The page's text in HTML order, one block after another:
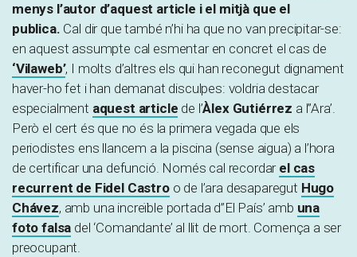
menys l’autor d’aquest article i el mitjà que el
publica. Cal dir que també n’hi ha que no van precipitar-se:
en aquest assumpte cal esmentar en concret el cas de
‘Vilaweb’, I molts d’altres els qui han reconegut dignament
haver-ho fet i han demanat disculpes: voldria destacar
especialment aquest article de l’Àlex Gutiérrez a l”Ara’.
Però el cert és que no és la primera vegada que els
periodistes ens llancem a la piscina (sense aigua) a l’hora
de certificar una defunció. Només cal recordar el cas
recurrent de Fidel Castroo de l’ara desaparegut Hugo
Chávez, amb una increïble portada d’’El País’ amb una
foto falsa del ‘Comandante’ al llit de mort. Comença a ser
preocupant.